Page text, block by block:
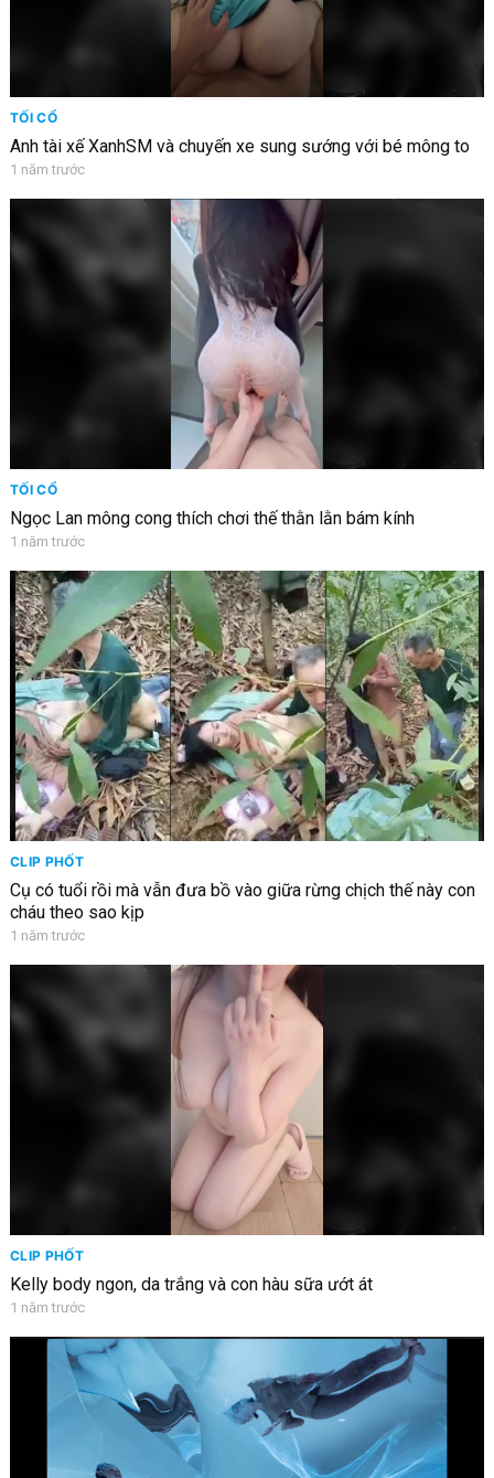
TỐI CỔ
Anh tài xế XanhSM và chuyến xe sung sướng với bé mông to
1 năm trước
TỐI CỔ
Ngọc Lan mông cong thích chơi thế thằn lằn bám kính
1 năm trước
CLIP PHỐT
Cụ có tuổi rồi mà vẫn đưa bồ vào giữa rừng chịch thế này con
cháu theo sao kịp
1 năm trước
CLIP PHỐT
Kelly body ngon, da trắng và con hàu sữa ướt át
1 năm trước